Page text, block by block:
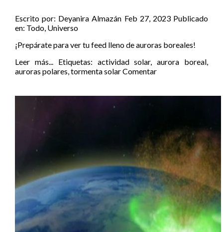
Escrito por: Deyanira Almazán Feb 27, 2023 Publicado
en: Todo, Universo
¡Prepárate para ver tu feed lleno de auroras boreales!
Leer más... Etiquetas: actividad solar,aurora boreal,
auroras polares,tormenta solarComentar